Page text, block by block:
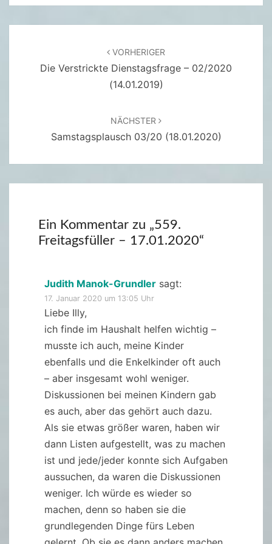
VORHERIGER
Die Verstrickte Dienstagsfrage – 02/2020
(14.01.2019)
NÄCHSTER
Samstagsplausch 03/20 (18.01.2020)
Ein Kommentar zu „559.
Freitagsfüller – 17.01.2020“
Judith Manok-Grundler sagt:
17. Januar 2020 um 13:05 Uhr
Liebe Illy,
ich finde im Haushalt helfen wichtig –
musste ich auch, meine Kinder
ebenfalls und die Enkelkinder oft auch
– aber insgesamt wohl weniger.
Diskussionen bei meinen Kindern gab
es auch, aber das gehört auch dazu.
Als sie etwas größer waren, haben wir
dann Listen aufgestellt, was zu machen
ist und jede/jeder konnte sich Aufgaben
aussuchen, da waren die Diskussionen
weniger. Ich würde es wieder so
machen, denn so haben sie die
grundlegenden Dinge fürs Leben